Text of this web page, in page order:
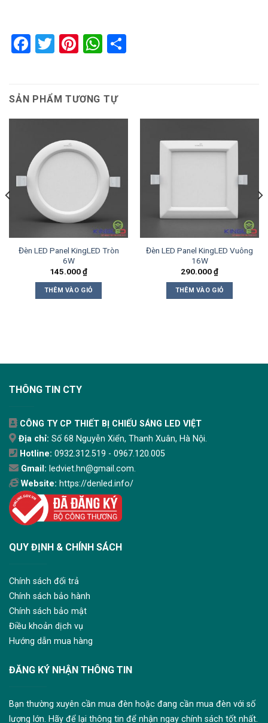
Facebook
Twitter
Pinterest
WhatsApp
SẢN PHẨM TƯƠNG TỰ
Đèn LED Panel KingLED Tròn
6W
145.000₫
THÊM VÀO GIỎ
Đèn LED Panel KingLED Vuông
16W
290.000₫
THÊM VÀO GIỎ
THÔNG TIN CTY
CÔNG TY CP THIẾT BỊ CHIẾU SÁNG LED VIỆT
Địa chỉ: Số 68 Nguyễn Xiển, Thanh Xuân, Hà Nội.
Hotline: 0932.312.519 - 0967.120.005
Gmail: ledviet.hn@gmail.com.
Website: https://denled.info/
QUY ĐỊNH & CHÍNH SÁCH
Chính sách đổi trả
Chính sách bảo hành
Chính sách bảo mật
Điều khoản dịch vụ
Hướng dẫn mua hàng
ĐĂNG KÝ NHẬN THÔNG TIN
Bạn thường xuyên cần mua đèn hoặc đang cần mua đèn với số
lượng lớn. Hãy để lại thông tin để nhận ngay chính sách tốt nhất.